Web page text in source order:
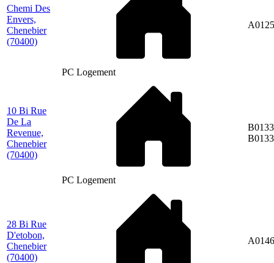
Chemi Des
Envers,
Chenebier
(70400)
PC Logement
10 Bi Rue
De La
Revenue,
Chenebier
(70400)
PC Logement
28 Bi Rue
D'etobon,
Chenebier
(70400)